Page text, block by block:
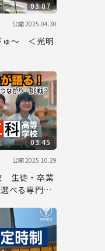
03:07
公開2025.04.30
ゅ～ ＜光明
03:45
公開2025.10.29
生徒・卒業
べる専門・